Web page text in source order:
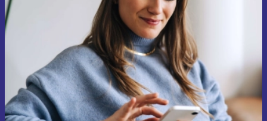
ušetři 400 Kč!
Už nikdy nepromeškej žádnou nabídku.
Chci voucher
Informace o použití osobních údajů najdeš v našich